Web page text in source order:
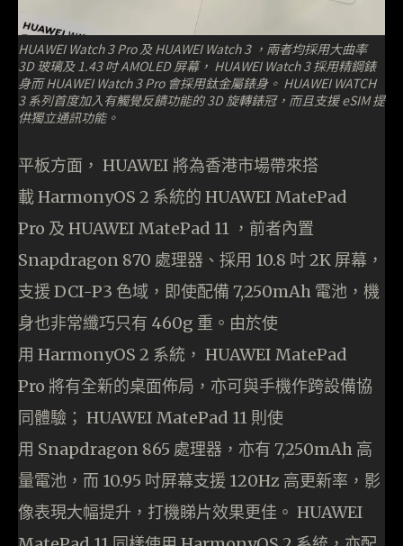
HUAWEI Watch 3 Pro 及 HUAWEI Watch 3 ，兩者均採用大曲率
3D 玻璃及 1.43 吋 AMOLED 屏幕， HUAWEI Watch 3 採用精鋼錶
身而 HUAWEI Watch 3 Pro 會採用鈦金屬錶身。 HUAWEI WATCH
3 系列首度加入有觸覺反饋功能的 3D 旋轉錶冠，而且支援 eSIM 提
供獨立通訊功能。
平板方面， HUAWEI 將為香港市場帶來搭
載 HarmonyOS 2 系統的 HUAWEI MatePad
Pro 及 HUAWEI MatePad 11 ，前者內置
Snapdragon 870 處理器、採用 10.8 吋 2K 屏幕，
支援 DCI-P3 色域，即使配備 7,250mAh 電池，機
身也非常纖巧只有 460g 重。由於使
用 HarmonyOS 2 系統， HUAWEI MatePad
Pro 將有全新的桌面佈局，亦可與手機作跨設備協
同體驗； HUAWEI MatePad 11 則使
用 Snapdragon 865 處理器，亦有 7,250mAh 高
量電池，而 10.95 吋屏幕支援 120Hz 高更新率，影
像表現大幅提升，打機睇片效果更佳。 HUAWEI